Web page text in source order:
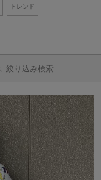
トレンド
シャツコーデ
絞り込み検索